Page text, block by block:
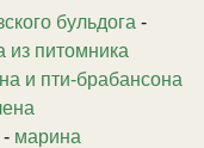
бульдога -
из питомника
и пти-брабансона
- марина